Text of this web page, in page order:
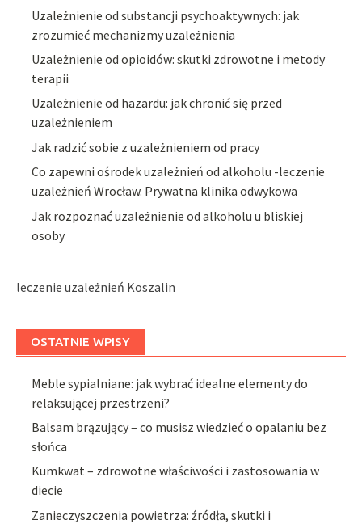
Uzależnienie od substancji psychoaktywnych: jak
zrozumieć mechanizmy uzależnienia
Uzależnienie od opioidów: skutki zdrowotne i metody
terapii
Uzależnienie od hazardu: jak chronić się przed
uzależnieniem
Jak radzić sobie z uzależnieniem od pracy
Co zapewni ośrodek uzależnień od alkoholu -leczenie
uzależnień Wrocław. Prywatna klinika odwykowa
Jak rozpoznać uzależnienie od alkoholu u bliskiej
osoby
leczenie uzależnień Koszalin
OSTATNIE WPISY
Meble sypialniane: jak wybrać idealne elementy do
relaksującej przestrzeni?
Balsam brązujący – co musisz wiedzieć o opalaniu bez
słońca
Kumkwat – zdrowotne właściwości i zastosowania w
diecie
Zanieczyszczenia powietrza: źródła, skutki i